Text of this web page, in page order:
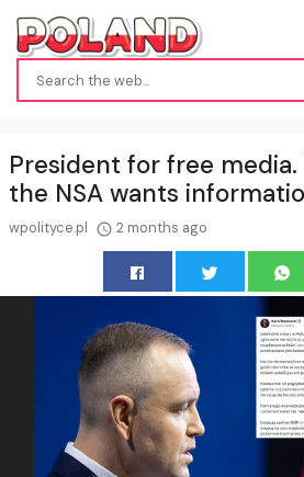
President for free
the NSA wants
wpolityce.pl 2 months ago